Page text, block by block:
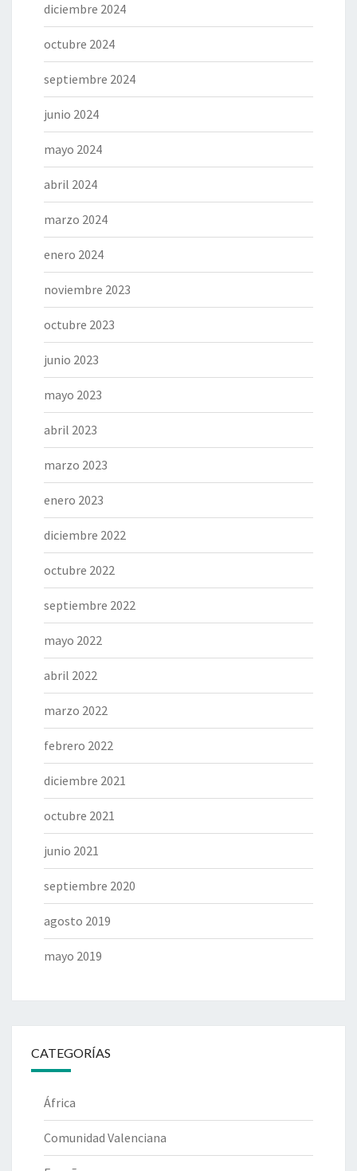
diciembre 2024
octubre 2024
septiembre 2024
junio 2024
mayo 2024
abril 2024
marzo 2024
enero 2024
noviembre 2023
octubre 2023
junio 2023
mayo 2023
abril 2023
marzo 2023
enero 2023
diciembre 2022
octubre 2022
septiembre 2022
mayo 2022
abril 2022
marzo 2022
febrero 2022
diciembre 2021
octubre 2021
junio 2021
septiembre 2020
agosto 2019
mayo 2019
CATEGORÍAS
África
Comunidad Valenciana